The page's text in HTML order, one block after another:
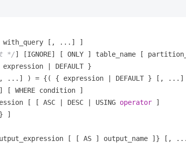
] with_query [, ...] ]
*/] [IGNORE] [ ONLY ] table_name [
expression | DEFAULT }
...] ) = {( { expression | DEFAULT } [, ...]
[ WHERE condition ]
[ [ ASC | DESC | USING
operator ]
]